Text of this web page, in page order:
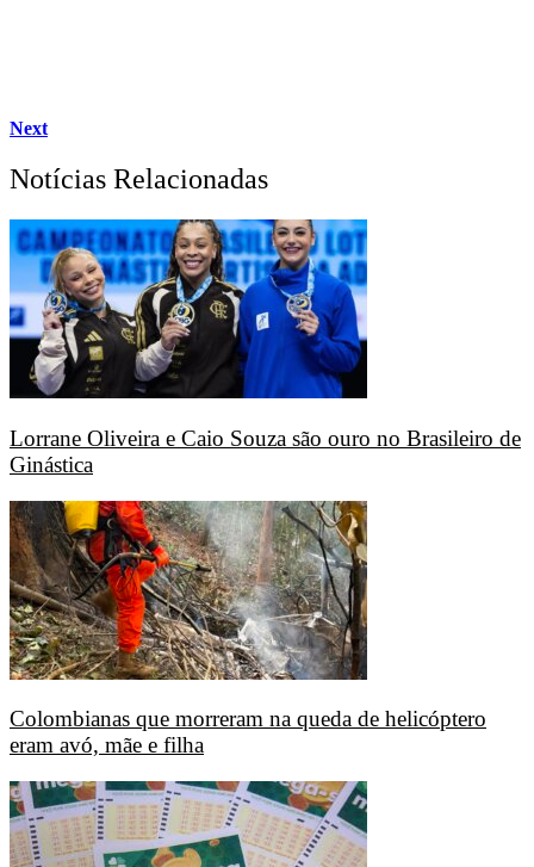
Next
Notícias Relacionadas
Lorrane Oliveira e Caio Souza são ouro no Brasileiro de
Ginástica
Colombianas que morreram na queda de helicóptero
eram avó, mãe e filha